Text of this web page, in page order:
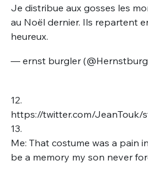
Je distribue aux gosses les
au Noël dernier. Ils repartent
heureux.
— ernst burgler
12.
https://twitter.com/JeanTouk/
13.
Me: That costume was a pain
be a memory my son never